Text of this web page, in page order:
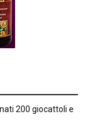
200 giocattoli e